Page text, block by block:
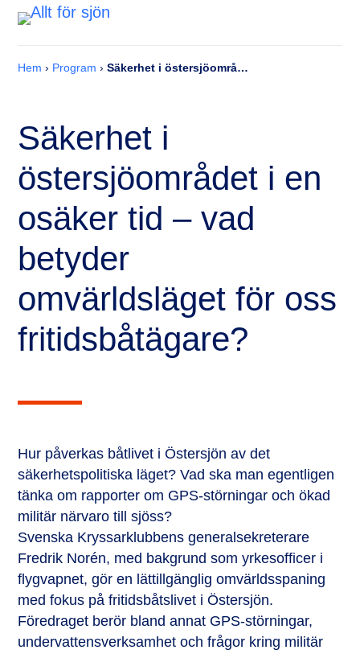
Hem › Program › Säkerhet i östersjöområdet i en osäker tid – vad betyder omvärldsläget för oss fritidsbåtägare?
Säkerhet i
östersjöområdet i en
osäker tid – vad
betyder
omvärldsläget för oss
fritidsbåtägare?
Hur påverkas båtlivet i Östersjön av det
säkerhetspolitiska läget? Vad ska man egentligen
tänka om rapporter om GPS-störningar och ökad
militär närvaro till sjöss?
Svenska Kryssarklubbens generalsekreterare
Fredrik Norén, med bakgrund som yrkesofficer i
flygvapnet, gör en lättillgänglig omvärldsspaning
med fokus på fritidsbåtslivet i Östersjön.
Föredraget berör bland annat GPS-störningar,
undervattensverksamhet och frågor kring militär